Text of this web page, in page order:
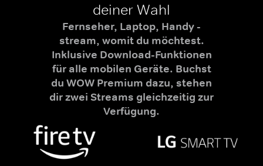
deiner Wahl
Fernseher, Laptop, Handy -
stream, womit du möchtest.
Inklusive Download-Funktionen
für alle mobilen Geräte. Buchst
du WOW Premium dazu, stehen
dir zwei Streams gleichzeitig zur
Verfügung.